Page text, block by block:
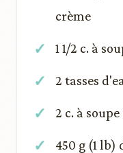
crème
1 1/2 c. à
2 tasses
2 c. à
450 g (1 lb)